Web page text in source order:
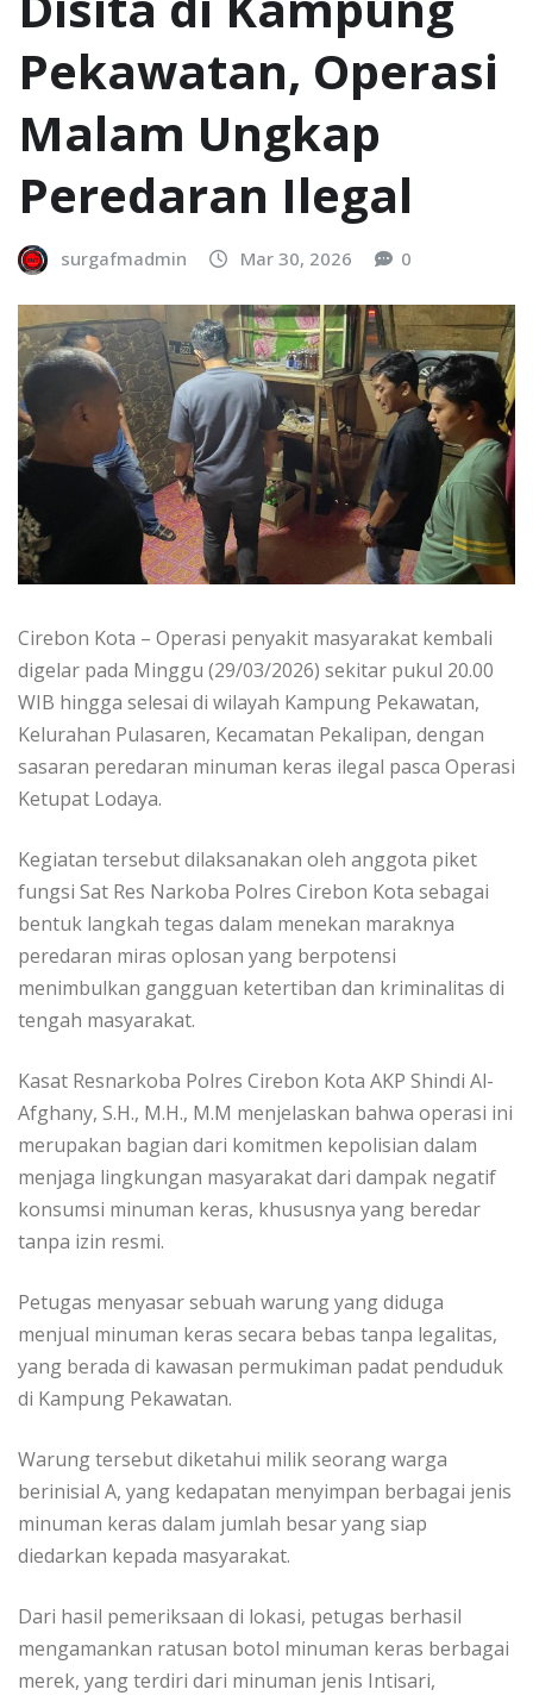
Pekawatan, Operasi
Malam Ungkap
Peredaran Ilegal
surgafmadmin Mar 30, 2026 0
Cirebon Kota – Operasi penyakit masyarakat kembali
digelar pada Minggu (29/03/2026) sekitar pukul 20.00
WIB hingga selesai di wilayah Kampung Pekawatan,
Kelurahan Pulasaren, Kecamatan Pekalipan, dengan
sasaran peredaran minuman keras ilegal pasca Operasi
Ketupat Lodaya.
Kegiatan tersebut dilaksanakan oleh anggota piket
fungsi Sat Res Narkoba Polres Cirebon Kota sebagai
bentuk langkah tegas dalam menekan maraknya
peredaran miras oplosan yang berpotensi
menimbulkan gangguan ketertiban dan kriminalitas di
tengah masyarakat.
Kasat Resnarkoba Polres Cirebon Kota AKP Shindi Al-
Afghany, S.H., M.H., M.M menjelaskan bahwa operasi ini
merupakan bagian dari komitmen kepolisian dalam
menjaga lingkungan masyarakat dari dampak negatif
konsumsi minuman keras, khususnya yang beredar
tanpa izin resmi.
Petugas menyasar sebuah warung yang diduga
menjual minuman keras secara bebas tanpa legalitas,
yang berada di kawasan permukiman padat penduduk
di Kampung Pekawatan.
Warung tersebut diketahui milik seorang warga
berinisial A, yang kedapatan menyimpan berbagai jenis
minuman keras dalam jumlah besar yang siap
diedarkan kepada masyarakat.
Dari hasil pemeriksaan di lokasi, petugas berhasil
mengamankan ratusan botol minuman keras berbagai
merek, yang terdiri dari minuman jenis Intisari,